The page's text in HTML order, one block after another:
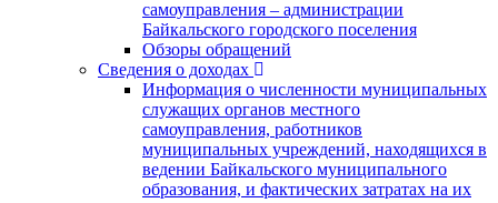
самоуправления – администрации
Байкальского городского поселения
Обзоры обращений
Сведения о доходах
Информация о численности муниципальных
служащих органов местного
самоуправления, работников
муниципальных учреждений, находящихся в
ведении Байкальского муниципального
образования, и фактических затратах на их